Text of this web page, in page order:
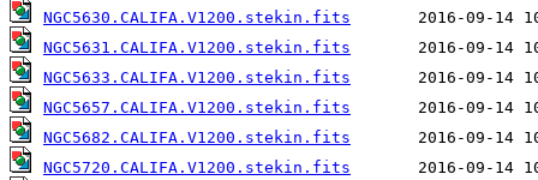
NGC5630.CALIFA.V1200.stekin.fits
NGC5631.CALIFA.V1200.stekin.fits
NGC5633.CALIFA.V1200.stekin.fits
NGC5657.CALIFA.V1200.stekin.fits
NGC5682.CALIFA.V1200.stekin.fits
NGC5720.CALIFA.V1200.stekin.fits